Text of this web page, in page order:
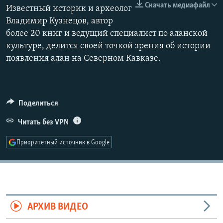
РАСПИСАНИЕ ВЕЩАНИЯ
ПОДПИШИТЕСЬ НА РАССЫЛКУ
Все сайты РСЕ/РС
Скачать медиафайл
Известный историк и археолог
Владимир Кузнецов, автор
более 20 книг и ведущий специалист по аланской
культуре, делится своей точкой зрения об истории
появления алан на Северном Кавказе.
Поделиться
Читать без VPN
Приоритетный источник в Google
АРХИВ ВИДЕО